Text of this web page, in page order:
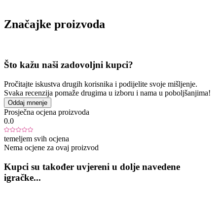
Značajke proizvoda
Što kažu naši zadovoljni kupci?
Pročitajte iskustva drugih korisnika i podijelite svoje mišljenje.
Svaka recenzija pomaže drugima u izboru i nama u poboljšanjima!
Oddaj mnenje
Prosječna ocjena proizvoda
0.0
temeljem svih ocjena
Nema ocjene za ovaj proizvod
Kupci su također uvjereni u dolje navedene
igračke...